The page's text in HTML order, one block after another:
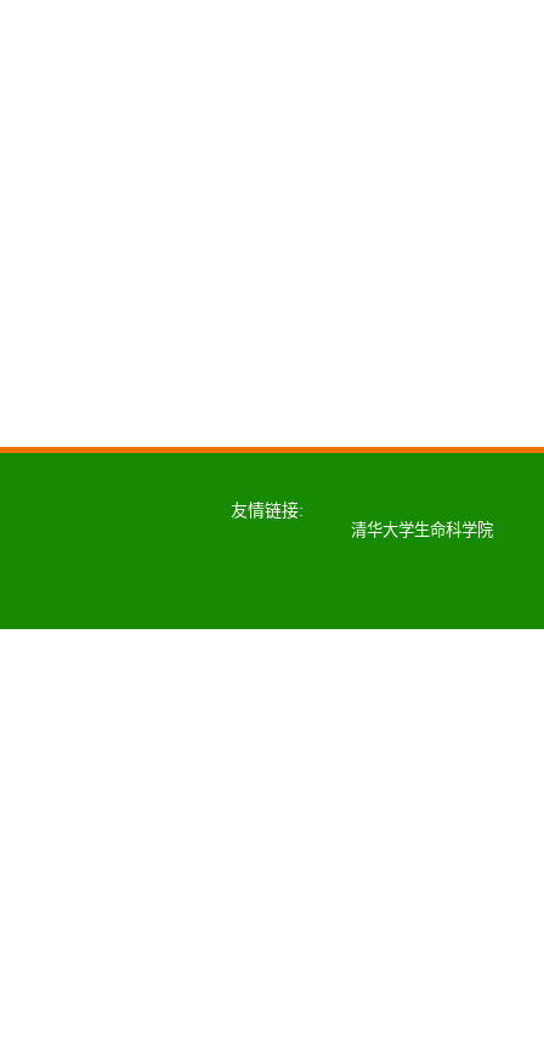
友情链接:
清华大学生命科学院